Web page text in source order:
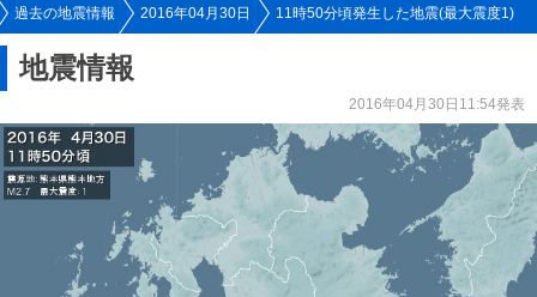
過去の地震情報 2016年04月30日 11時50分頃発生した地震(最大震度1)
地震情報
2016年04月30日11:54発表